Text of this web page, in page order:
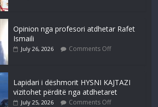
Opinion nga profesori atdhetar Rafet
Ismaili
July 26, 2026 Comments Off
Lapidari i dëshmorit HYSNI KAJTAZI
vizitohet përditë nga atdhetaret
July 25, 2026 Comments Off